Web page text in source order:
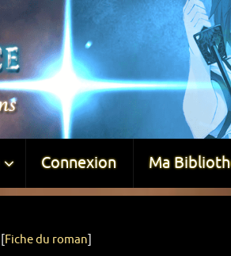
Connexion Ma
[Fiche du roman]